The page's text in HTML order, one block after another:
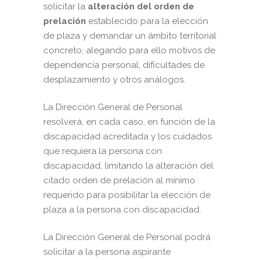
solicitar la alteración del orden de
prelación establecido para la elección
de plaza y demandar un ámbito territorial
concreto, alegando para ello motivos de
dependencia personal, dificultades de
desplazamiento y otros análogos.
La Dirección General de Personal
resolverá, en cada caso, en función de la
discapacidad acreditada y los cuidados
que requiera la persona con
discapacidad, limitando la alteración del
citado orden de prelación al mínimo
requerido para posibilitar la elección de
plaza a la persona con discapacidad.
La Dirección General de Personal podrá
solicitar a la persona aspirante